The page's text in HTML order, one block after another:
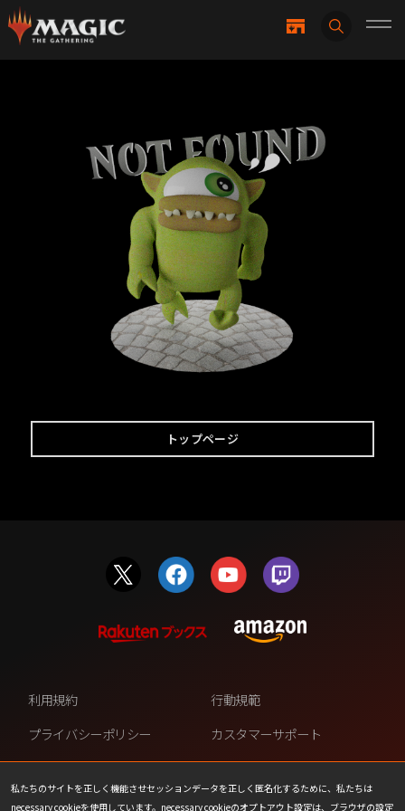
トップページ
私たちのサイトを正しく機能させセッションデータを正しく匿名化するために、私たちは
necessary cookieを使用しています。necessary cookieのオプトアウト設定は、ブラウザの設定
利用規約
行動規範
プライバシーポリシー
カスタマーサポート
ファンコンテンツ・ポリシー
個人情報の販売や共有を許可し
ない